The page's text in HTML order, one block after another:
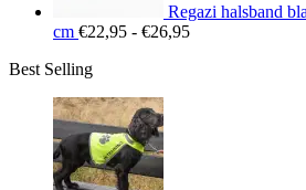
Regazi halsband
cm €22,95 - €26,95Prijsklasse:
Best Selling